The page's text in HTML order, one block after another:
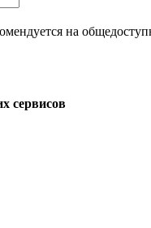
на
сервисов